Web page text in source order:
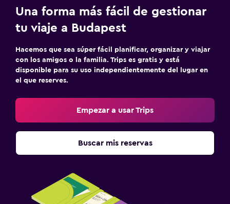
Una forma más fácil de gestionar
tu viaje a Budapest
Hacemos que sea súper fácil planificar, organizar y viajar
con los amigos o la familia. Trips es gratis y está
disponible para su uso independientemente del lugar en
el que reserves.
Empezar a usar Trips
Buscar mis reservas